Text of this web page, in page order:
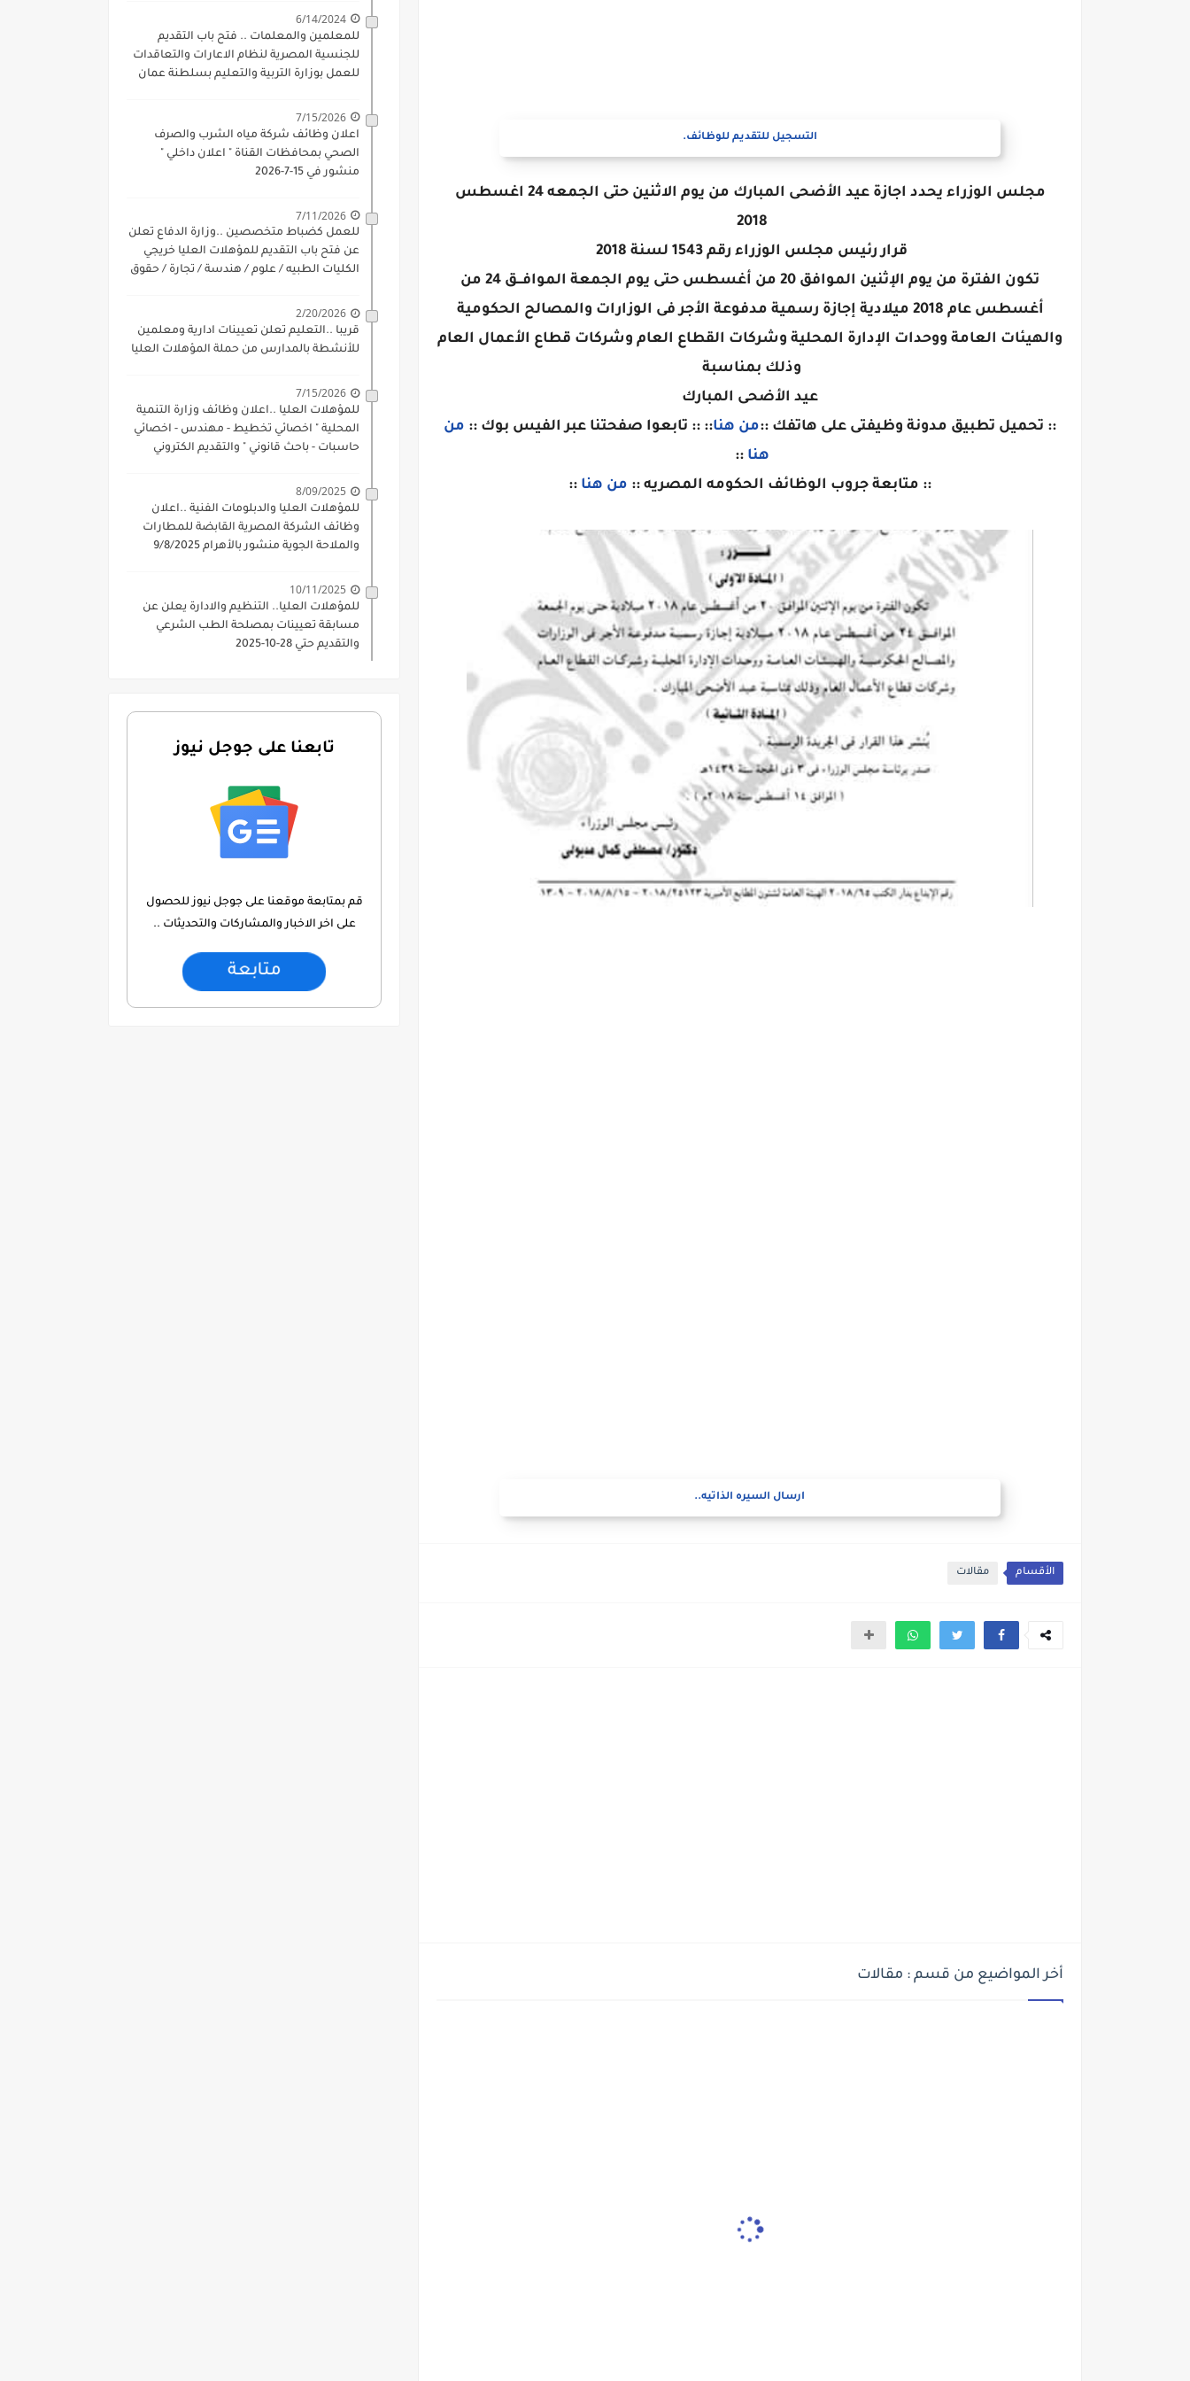
التسجيل للتقديم للوظائف.
مجلس الوزراء يحدد اجازة عيد الأضحى المبارك من يوم الاثنين حتى الجمعه 24 اغسطس
2018
قرار رئيس مجلس الوزراء رقم 1543 لسنة 2018
تكون الفترة من يوم الإثنين الموافق 20 من أغسطس حتى يوم الجمعة الموافـــق 24 من
أغسطس عام 2018 ميلادية إجازة رسمية مدفوعة الأجر فى الوزارات والمصالح الحكومية
والهيئات العامة ووحدات الإدارة المحلية وشركات القطاع العام وشركات قطاع الأعمال العام
وذلك بمناسبة
عيد الأضحى المبارك
:: تحميل تطبيق مدونة وظيفتى على هاتفك ::من هنا:: :: تابعوا صفحتنا عبر الفيس بوك :: من
هنا ::
:: متابعة جروب الوظائف الحكومه المصريه :: من هنا ::
ارسال السيره الذاتيه..
الأقسام مقالات
أخر المواضيع من قسم : مقالات
6/14/2024
للمعلمين والمعلمات .. فتح باب التقديم
للجنسية المصرية لنظام الاعارات والتعاقدات
للعمل بوزارة التربية والتعليم بسلطنة عمان
7/15/2026
اعلان وظائف شركة مياه الشرب والصرف
الصحي بمحافظات القناة " اعلان داخلي "
منشور في 15-7-2026
7/11/2026
للعمل كضباط متخصصين ..وزارة الدفاع تعلن
عن فتح باب التقديم للمؤهلات العليا خريجي
الكليات الطبيه / علوم / هندسة / تجارة / حقوق
2/20/2026
قريبا ..التعليم تعلن تعيينات ادارية ومعلمين
للأنشطة بالمدارس من حملة المؤهلات العليا
7/15/2026
للمؤهلات العليا ..اعلان وظائف وزارة التنمية
المحلية " اخصائي تخطيط - مهندس - اخصائي
حاسبات - باحث قانوني " والتقديم الكتروني
8/09/2025
للمؤهلات العليا والدبلومات الفنية ..اعلان
وظائف الشركة المصرية القابضة للمطارات
والملاحة الجوية منشور بالأهرام 9/8/2025
10/11/2025
للمؤهلات العليا.. التنظيم والادارة يعلن عن
مسابقة تعيينات بمصلحة الطب الشرعي
والتقديم حتي 28-10-2025
تابعنا على جوجل نيوز
قم بمتابعة موقعنا على جوجل نيوز للحصول
على اخر الاخبار والمشاركات والتحديثات ..
متابعة